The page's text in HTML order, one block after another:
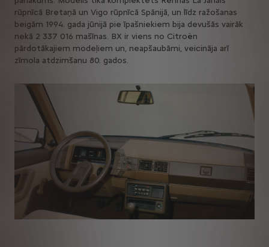
rūpnīcā Bretaņā un Vigo rūpnīcā Spānijā, un līdz ražošanas
beigām 1994. gada jūnijā pie īpašniekiem bija devušās vairāk
nekā 2 337 016 mašīnas. BX ir viens no Citroën
pārdotākajiem modeļiem un, neapšaubāmi, veicināja arī
zīmola atdzimšanu 80. gados.